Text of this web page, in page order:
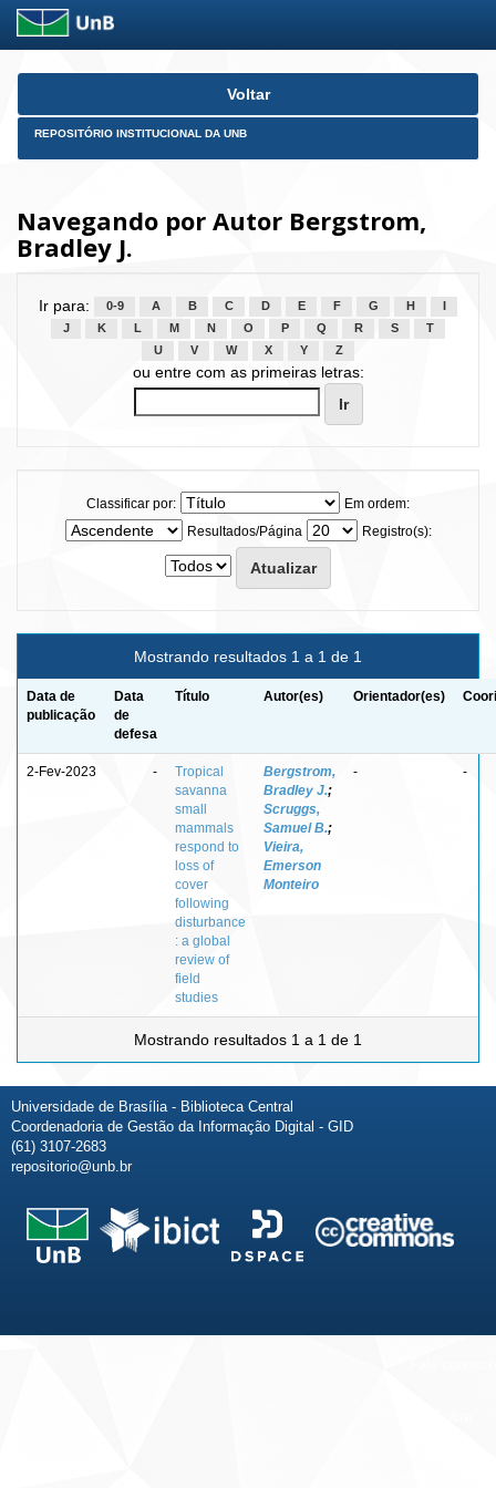
Skip
Voltar
REPOSITÓRIO INSTITUCIONAL DA UNB
Navegando por Autor Bergstrom,
Bradley J.
Ir para: 0-9 A B C D E F G H
J
K L M N O P Q R S
T
U
V W X Y Z
ou entre com as primeiras letras:
Classificar por:
Em ordem:
Resultados/Página
Registro(s):
Mostrando resultados 1 a 1 de 1
Data de
publicação
Data
de
defesa
Título Autor(es) Orientador(es)
2-Fev-2023 -
Tropical
savanna
small
mammals
respond to
loss of
cover
following
disturbance
: a global
review of
field
studies
Bergstrom,
Bradley J.;
Scruggs,
Samuel B.;
Vieira,
Emerson
Monteiro
- -
Mostrando resultados 1 a 1 de 1
Universidade de Brasília - Biblioteca Central
Coordenadoria de Gestão da Informação Digital - GID
(61) 3107-2683
repositorio@unb.br